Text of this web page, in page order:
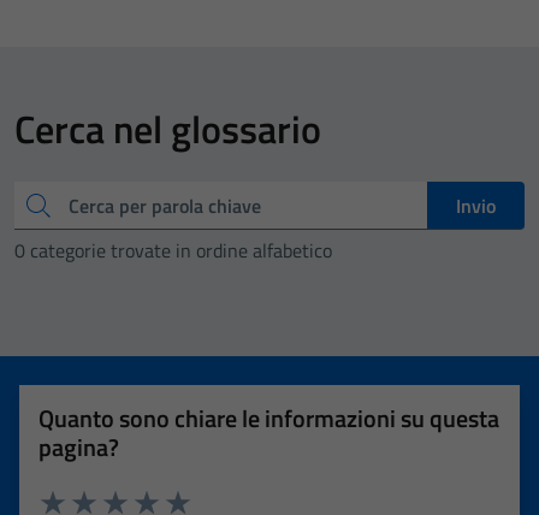
Cerca nel glossario
Cerca
Invio
0 categorie trovate in ordine alfabetico
Quanto sono chiare le informazioni su questa
pagina?